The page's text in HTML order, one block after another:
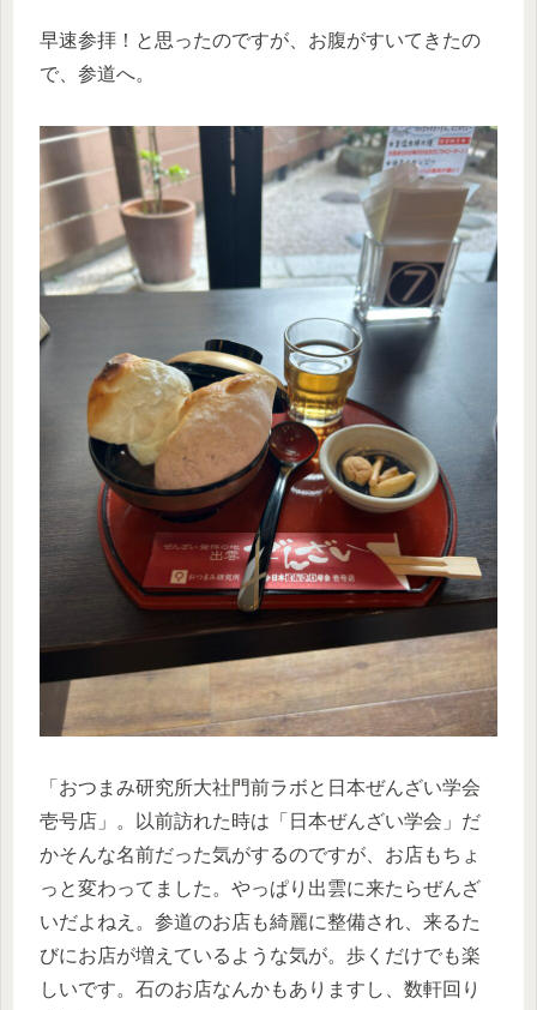
早速参拝！と思ったのですが、お腹がすいてきたの
で、参道へ。
「おつまみ研究所大社門前ラボと日本ぜんざい学会
壱号店」。以前訪れた時は「日本ぜんざい学会」だ
かそんな名前だった気がするのですが、お店もちょ
っと変わってました。やっぱり出雲に来たらぜんざ
いだよねえ。参道のお店も綺麗に整備され、来るた
びにお店が増えているような気が。歩くだけでも楽
しいです。石のお店なんかもありますし、数軒回り